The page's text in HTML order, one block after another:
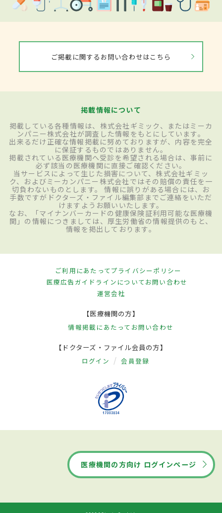
ご掲載に関するお問い合わせはこちら
掲載情報について
掲載している各種情報は、株式会社ギミック、またはミーカ
ンパニー株式会社が調査した情報をもとにしています。
出来るだけ正確な情報掲載に努めておりますが、内容を完全
に保証するものではありません。
掲載されている医療機関へ受診を希望される場合は、事前に
必ず該当の医療機関に直接ご確認ください。
当サービスによって生じた損害について、株式会社ギミッ
ク、およびミーカンパニー株式会社ではその賠償の責任を一
切負わないものとします。 情報に誤りがある場合には、お
手数ですがドクターズ・ファイル編集部までご連絡をいただ
けますようお願いいたします。
なお、「マイナンバーカードの健康保険証利用可能な医療機
関」の情報につきましては、厚生労働省の情報提供のもと、
情報を掲出しております。
ご利用にあたってプライバシーポリシー
医療広告ガイドラインについてお問い合わせ
運営会社
【医療機関の方】
情報掲載にあたって お問い合わせ
【ドクターズ・ファイル会員の方】
ログイン 会員登録
医療機関の方向け ログインページ